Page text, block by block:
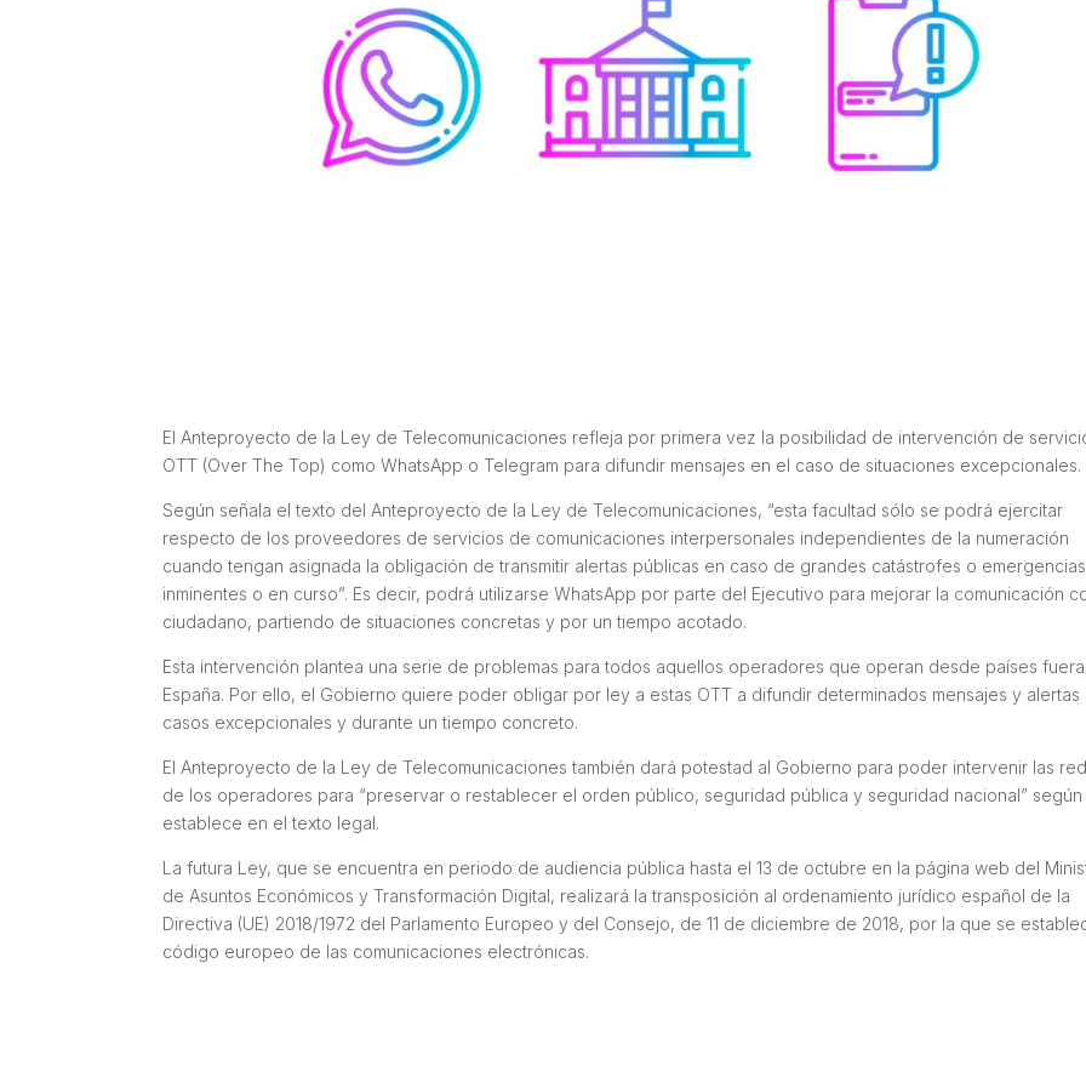
El Anteproyecto de la Ley de Telecomunicaciones refleja por primera vez la posibilidad de intervención de
OTT (Over The Top) como WhatsApp o Telegram para difundir mensajes en el caso de situaciones excepcionales.
Según señala el texto del Anteproyecto de la Ley de Telecomunicaciones, “esta facultad sólo se podrá ejercitar
respecto de los proveedores de servicios de comunicaciones interpersonales independientes de la numeración
cuando tengan asignada la obligación de transmitir alertas públicas en caso de grandes catástrofes o emergencias
inminentes o en curso”. Es decir, podrá utilizarse WhatsApp por parte del Ejecutivo para mejorar la comunicación
ciudadano, partiendo de situaciones concretas y por un tiempo acotado.
Esta intervención plantea una serie de problemas para todos aquellos operadores que operan desde países
España. Por ello, el Gobierno quiere poder obligar por ley a estas OTT a difundir determinados mensajes y alertas
casos excepcionales y durante un tiempo concreto.
El Anteproyecto de la Ley de Telecomunicaciones también dará potestad al Gobierno para poder intervenir las
de los operadores para “preservar o restablecer el orden público, seguridad pública y seguridad nacional”
establece en el texto legal.
La futura Ley, que se encuentra en periodo de audiencia pública hasta el 13 de octubre en la página web del
de Asuntos Económicos y Transformación Digital, realizará la transposición al ordenamiento jurídico español de la
Directiva (UE) 2018/1972 del Parlamento Europeo y del Consejo, de 11 de diciembre de 2018, por la que se
código europeo de las comunicaciones electrónicas.